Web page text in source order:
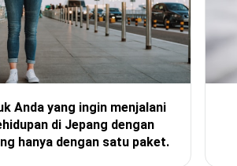
Anda yang ingin menjalani
di Jepang dengan
hanya dengan satu paket.